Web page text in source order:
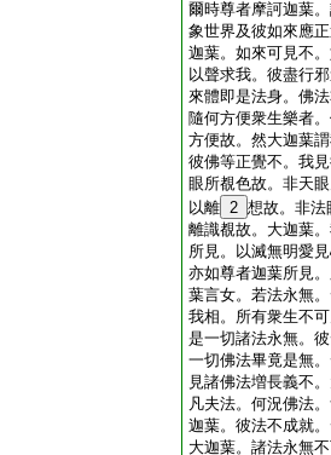
爾時尊者摩訶迦葉
象世界及彼如來應
迦葉。如來可見不
以聲求我。彼盡行
來體即是法身。佛
隨何方便衆生樂者
方便故。然大迦葉
彼佛等正覺不。我
眼所覩色故。非天
以離 2 想故。非法
離識覩故。大迦葉
所見。以滅無明愛
亦如尊者迦葉所見
葉言女。若法永無
我相。所有衆生不
是一切諸法永無。
一切佛法畢竟是無
見諸佛法増長義不
凡夫法。何況佛法
迦葉。彼法不成就
大迦葉。諸法永無